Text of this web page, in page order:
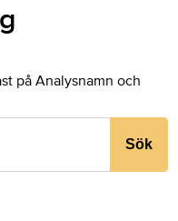
på Analysnamn och
Sök